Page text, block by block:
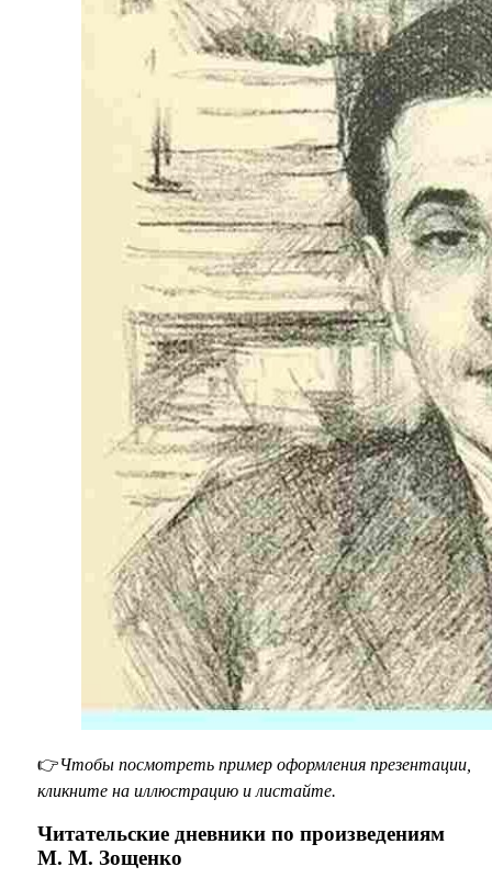
👉Чтобы посмотреть пример оформления презентации,
кликните на иллюстрацию и листайте.
Читательские дневники по произведениям
М. М. Зощенко